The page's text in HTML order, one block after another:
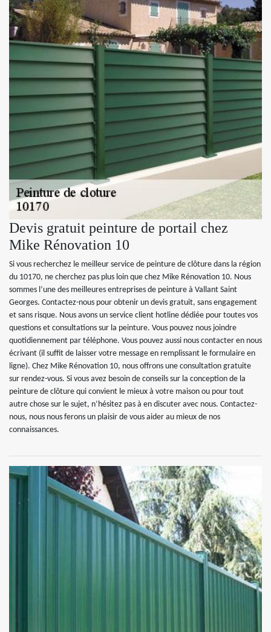
Devis gratuit peinture de portail chez
Mike Rénovation 10
Si vous recherchez le meilleur service de peinture de clôture dans la région
du 10170, ne cherchez pas plus loin que chez Mike Rénovation 10. Nous
sommes l’une des meilleures entreprises de peinture à Vallant Saint
Georges. Contactez-nous pour obtenir un devis gratuit, sans engagement
et sans risque. Nous avons un service client hotline dédiée pour toutes vos
questions et consultations sur la peinture. Vous pouvez nous joindre
quotidiennement par téléphone. Vous pouvez aussi nous contacter en nous
écrivant (il suffit de laisser votre message en remplissant le formulaire en
ligne). Chez Mike Rénovation 10, nous offrons une consultation gratuite
sur rendez-vous. Si vous avez besoin de conseils sur la conception de la
peinture de clôture qui convient le mieux à votre maison ou pour tout
autre chose sur le sujet, n’hésitez pas à en discuter avec nous. Contactez-
nous, nous nous ferons un plaisir de vous aider au mieux de nos
connaissances.